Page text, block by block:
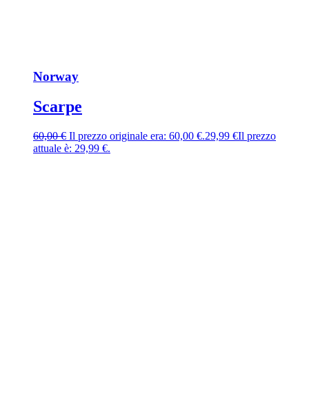
Norway
Scarpe
60,00€ Il prezzo originale era: 60,00 €.29,99 €Il prezzo
attuale è: 29,99 €.